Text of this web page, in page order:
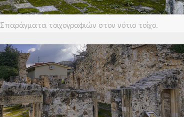
Σπαράγματα τοιχογραφιών στον νότιο τοίχο.